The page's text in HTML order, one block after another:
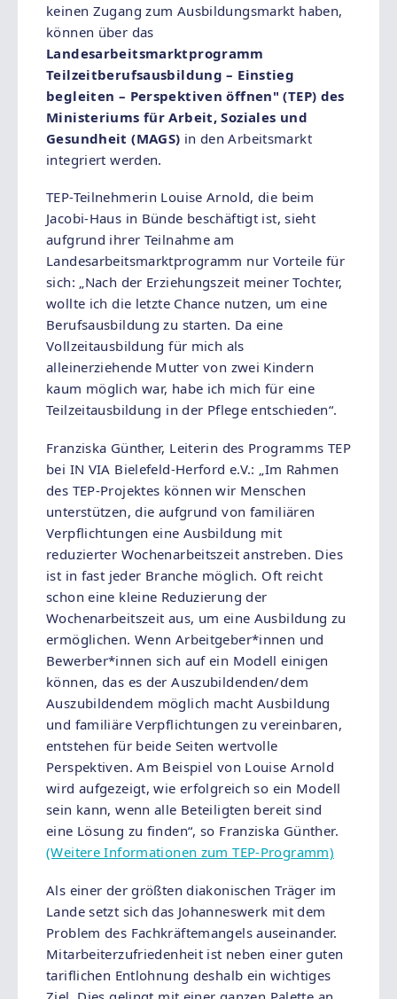
keinen Zugang zum Ausbildungsmarkt haben,
können über das
Landesarbeitsmarktprogramm
Teilzeitberufsausbildung – Einstieg
begleiten – Perspektiven öffnen" (TEP) des
Ministeriums für Arbeit, Soziales und
Gesundheit (MAGS) in den Arbeitsmarkt
integriert werden.
TEP-Teilnehmerin Louise Arnold, die beim
Jacobi-Haus in Bünde beschäftigt ist, sieht
aufgrund ihrer Teilnahme am
Landesarbeitsmarktprogramm nur Vorteile für
sich: „Nach der Erziehungszeit meiner Tochter,
wollte ich die letzte Chance nutzen, um eine
Berufsausbildung zu starten. Da eine
Vollzeitausbildung für mich als
alleinerziehende Mutter von zwei Kindern
kaum möglich war, habe ich mich für eine
Teilzeitausbildung in der Pflege entschieden“.
Franziska Günther, Leiterin des Programms TEP
bei IN VIA Bielefeld-Herford e.V.: „Im Rahmen
des TEP-Projektes können wir Menschen
unterstützen, die aufgrund von familiären
Verpflichtungen eine Ausbildung mit
reduzierter Wochenarbeitszeit anstreben. Dies
ist in fast jeder Branche möglich. Oft reicht
schon eine kleine Reduzierung der
Wochenarbeitszeit aus, um eine Ausbildung zu
ermöglichen. Wenn Arbeitgeber*innen und
Bewerber*innen sich auf ein Modell einigen
können, das es der Auszubildenden/dem
Auszubildendem möglich macht Ausbildung
und familiäre Verpflichtungen zu vereinbaren,
entstehen für beide Seiten wertvolle
Perspektiven. Am Beispiel von Louise Arnold
wird aufgezeigt, wie erfolgreich so ein Modell
sein kann, wenn alle Beteiligten bereit sind
eine Lösung zu finden“, so Franziska Günther.
(Weitere Informationen zum TEP-Programm)
Als einer der größten diakonischen Träger im
Lande setzt sich das Johanneswerk mit dem
Problem des Fachkräftemangels auseinander.
Mitarbeiterzufriedenheit ist neben einer guten
tariflichen Entlohnung deshalb ein wichtiges